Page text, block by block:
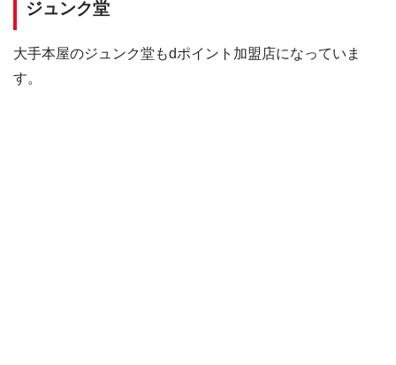
ジュンク堂
大手本屋のジュンク堂もdポイント加盟店になっていま
す。